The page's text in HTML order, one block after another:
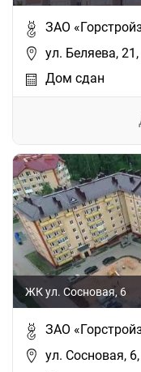
ЗАО
ул. Беляева,
Дом сдан
ЖК ул. Сосновая, 6
ЗАО
ул. Сосновая,